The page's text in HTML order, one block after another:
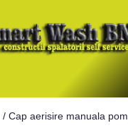
/ Cap aerisire manuala